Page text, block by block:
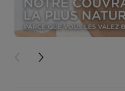
PREVIOUS CARD
NEXT CARD